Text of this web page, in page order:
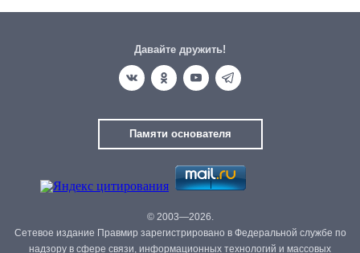
Давайте дружить!
Памяти основателя
© 2003—2026.
Сетевое издание Правмир зарегистрировано в Федеральной службе по
надзору в сфере связи, информационных технологий и массовых